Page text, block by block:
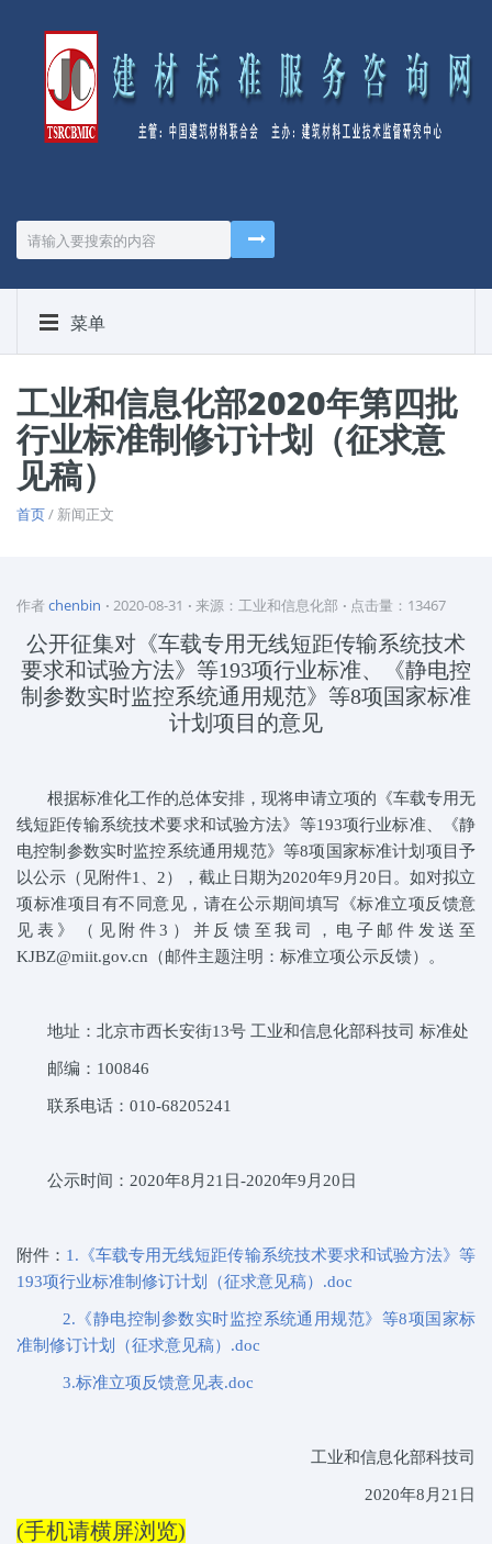
菜单
工业和信息化部2020年第四批
行业标准制修订计划（征求意
见稿）
首页/ 新闻正文
作者 chenbin 2020-08-31 来源：工业和信息化部 点击量：13467
公开征集对《车载专用无线短距传输系统技术
要求和试验方法》等193项行业标准、《静电控
制参数实时监控系统通用规范》等8项国家标准
计划项目的意见
根据标准化工作的总体安排，现将申请立项的《车载专用无
线短距传输系统技术要求和试验方法》等193项行业标准、《静
电控制参数实时监控系统通用规范》等8项国家标准计划项目予
以公示（见附件1 2），截止日期为2020年9 月 20 日。如对拟立
项标准项目有不同意见，请在公示期间填写《标准立项反馈意
见表》（见附件3 ）并反馈至我司，电子邮件发送至
KJBZ@miit.gov.cn （邮件主题注明：标准立项公示反馈）。
地址：北京市西长安街13号 工业和信息化部科技司 标准处
邮编： 100846
联系电话： 010-68205241
公示时间： 2020年8 月 21 日-2020年9 月 20 日
附件： 1. 《车载专用无线短距传输系统技术要求和试验方法》等
193项行业标准制修订计划（征求意见稿） .doc
2. 《静电控制参数实时监控系统通用规范》等8项国家标
准制修订计划（征求意见稿） .doc
3.标准立项反馈意见表.doc
工业和信息化部科技司
2020年8 月 21 日
(手机请横屏浏览)